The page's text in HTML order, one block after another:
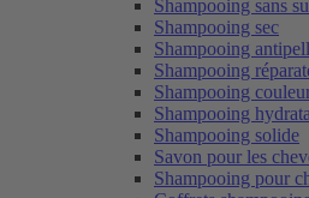
Shampooing sans
Shampooing sec
Shampooing
Shampooing
Shampooing
Shampooing
Shampooing solide
Savon pour les
Shampooing pour